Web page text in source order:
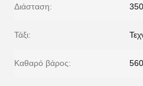
Διάσταση:
Τάξι:
Καθαρό βάρος: